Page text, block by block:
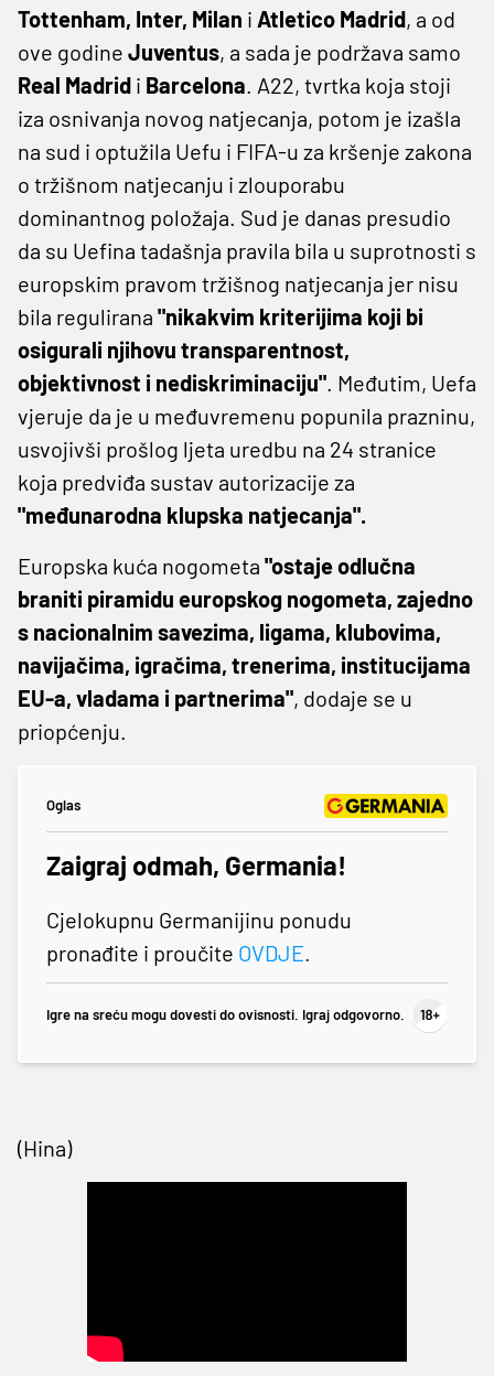
Tottenham, Inter, Milan i Atletico Madrid, a od
ove godine Juventus, a sada je podržava samo
Real Madrid i Barcelona. A22, tvrtka koja stoji
iza osnivanja novog natjecanja, potom je izašla
na sud i optužila Uefu i FIFA-u za kršenje zakona
o tržišnom natjecanju i zlouporabu
dominantnog položaja. Sud je danas presudio
da su Uefina tadašnja pravila bila u suprotnosti s
europskim pravom tržišnog natjecanja jer nisu
bila regulirana "nikakvim kriterijima koji bi
osigurali njihovu transparentnost,
objektivnost i nediskriminaciju". Međutim, Uefa
vjeruje da je u međuvremenu popunila prazninu,
usvojivši prošlog ljeta uredbu na 24 stranice
koja predviđa sustav autorizacije za
"međunarodna klupska natjecanja".
Europska kuća nogometa "ostaje odlučna
braniti piramidu europskog nogometa, zajedno
s nacionalnim savezima, ligama, klubovima,
navijačima, igračima, trenerima, institucijama
EU-a, vladama i partnerima", dodaje se u
priopćenju.
Oglas
Zaigraj odmah, Germania!
Cjelokupnu Germanijinu ponudu
pronađite i proučite OVDJE.
Igre na sreću mogu dovesti do ovisnosti. Igraj odgovorno.
(Hina)